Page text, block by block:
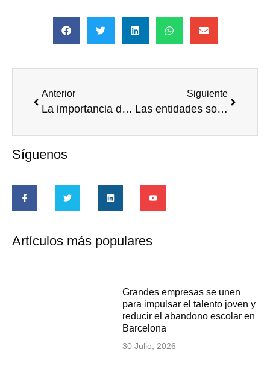
Anterior
La importancia de medir el impacto del voluntariado corporativo… en Barcelona
Siguiente
Las entidades sociales también podrán ser excelentes en Voluntariado Corporativo
Síguenos
Artículos más populares
Grandes empresas se unen
para impulsar el talento joven y
reducir el abandono escolar en
Barcelona
30 Julio, 2026